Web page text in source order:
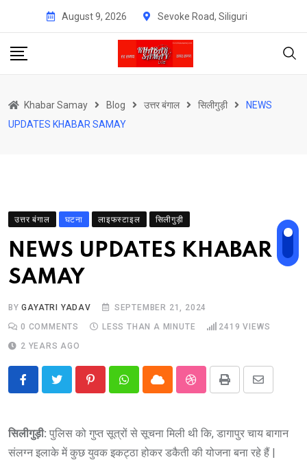
content
August 9, 2026 Sevoke Road, Siliguri
Khabar Samay Blog उत्तर बंगाल सिलीगुड़ी
NEWS
UPDATES KHABAR SAMAY
उत्तर बंगाल घटना लाइफस्टाइल सिलीगुड़ी
NEWS UPDATES KHABAR
SAMAY
BYGAYATRI YADAV
SEPTEMBER 21, 2024
0 COMMENTS LESS THAN A MINUTE 2419 VIEWS
2 YEARS AGO
PinterestWhatsappCloud StumbleUpon
Print
Share
सिलीगुड़ी: पुलिस को गुप्त सूत्रों से सूचना मिली थी कि, डागापुर चाय बागान
संलग्न इलाके में कुछ युवक इकट्ठा होकर डकैती की योजना बना रहे हैं |